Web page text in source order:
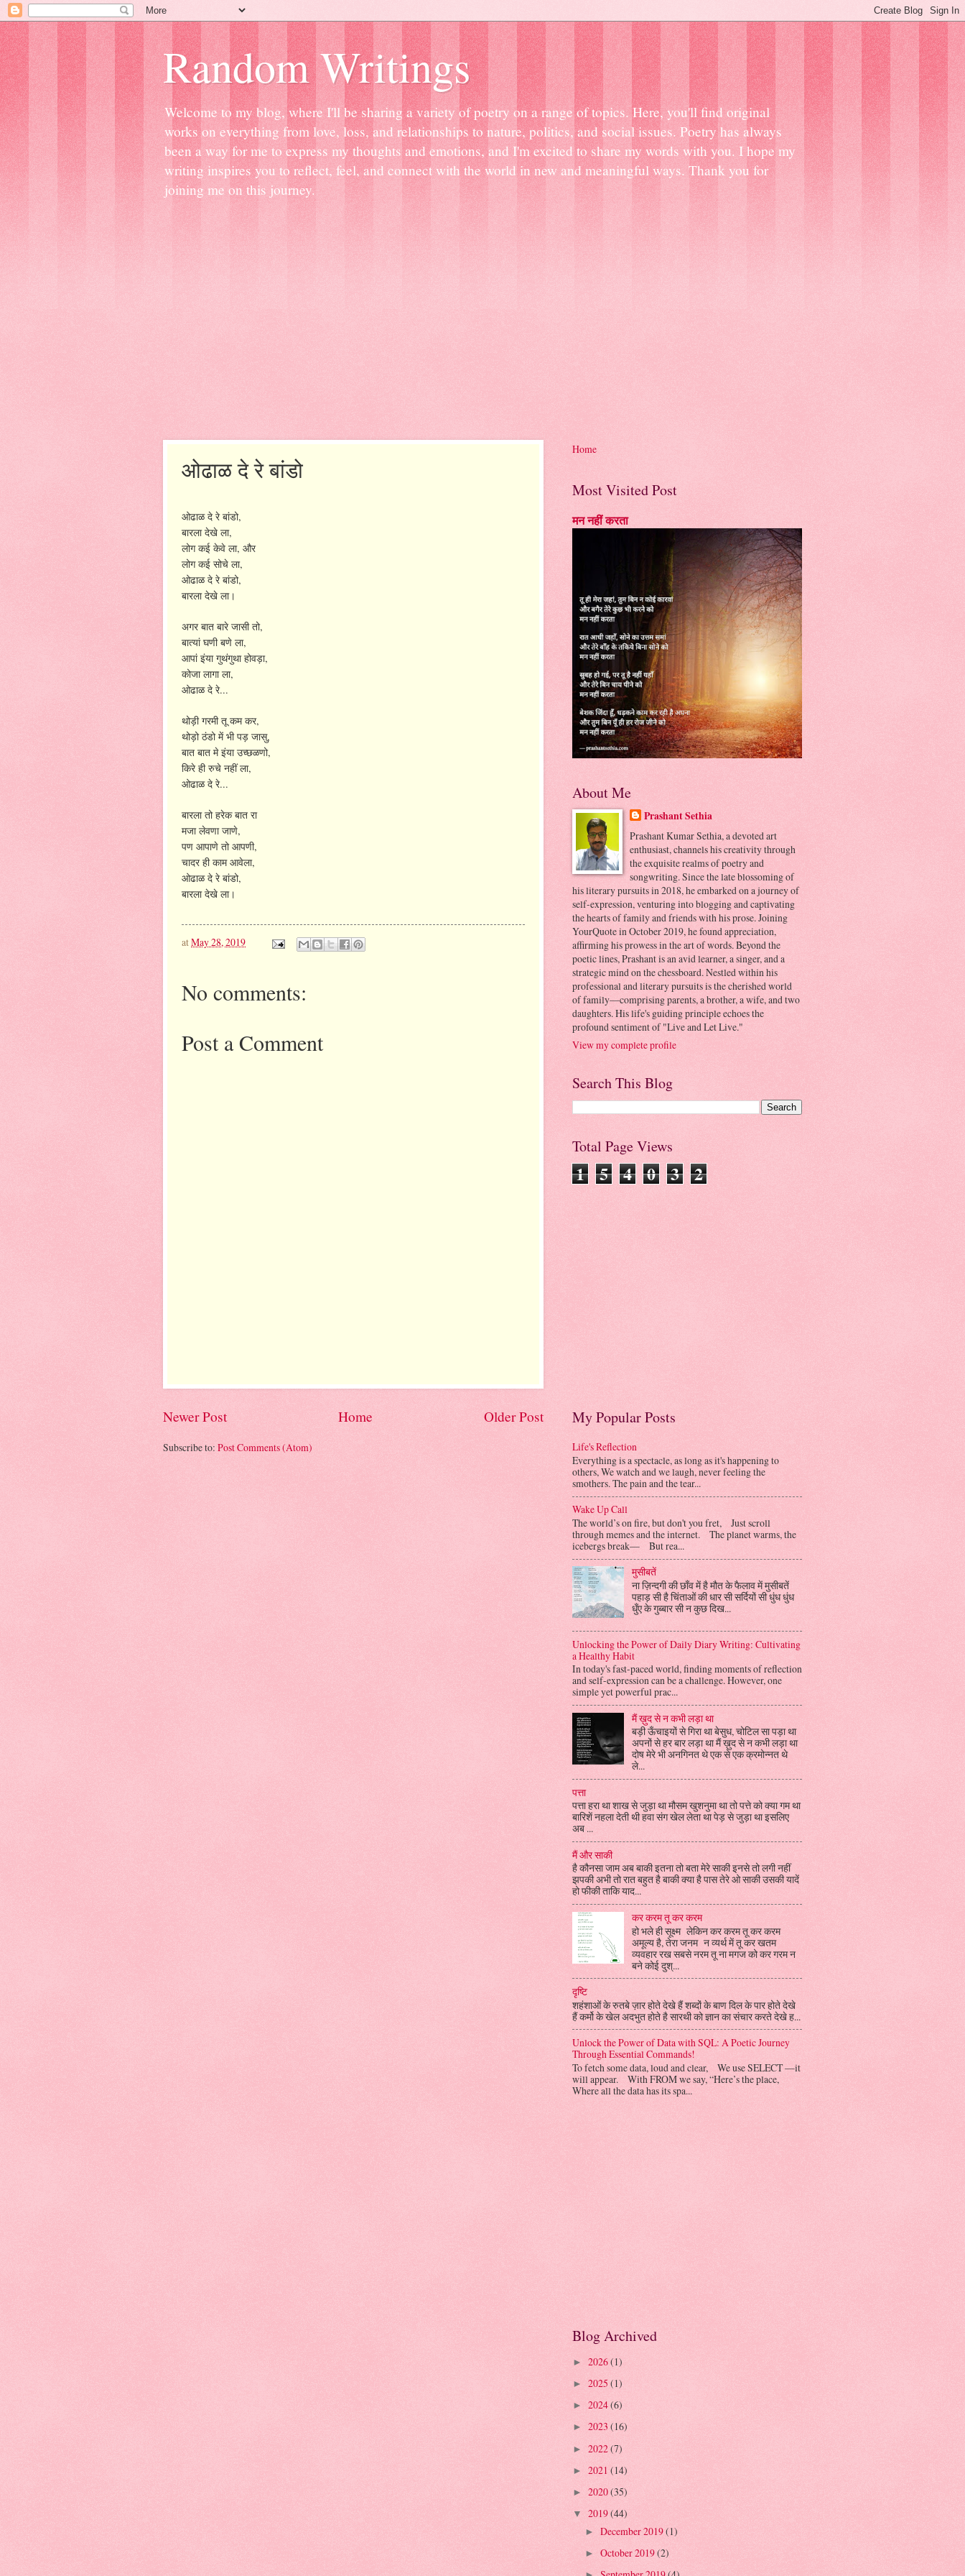
Random Writings
Welcome to my blog, where I'll be sharing a variety of poetry on a range of topics. Here, you'll find original
works on everything from love, loss, and relationships to nature, politics, and social issues. Poetry has always
been a way for me to express my thoughts and emotions, and I'm excited to share my words with you. I hope my
writing inspires you to reflect, feel, and connect with the world in new and meaningful ways. Thank you for
joining me on this journey.
ओढाळ दे रे बांडो
ओढाळ दे रे बांडो,
बारला देखे ला,
लोग कई केवे ला, और
लोग कई सोचे ला,
ओढाळ दे रे बांडो,
बारला देखे ला।
अगर बात बारे जासी तो,
बात्यां घणी बणे ला,
आपां इंया गुथंगुथा होवड़ा,
कोजा लागा ला,
ओढाळ दे रे...
थोड़ी गरमी तू कम कर,
थोड़ो ठंडो में भी पड़ जासु,
बात बात मे इंया उच्छळणो,
किरे ही रुचे नहीं ला,
ओढाळ दे रे...
बारला तो हरेक बात रा
मजा लेवणा जाणे,
पण आपाणे तो आपणी,
चादर ही काम आवेला,
ओढाळ दे रे बांडो,
बारला देखे ला।
atMay 28, 2019
No comments:
Post a Comment
Newer Post Older Post
Home
Subscribe to: Post Comments (Atom)
Home
Most Visited Post
मन नहीं करता
About Me
Prashant Sethia
Prashant Kumar Sethia, a devoted art
enthusiast, channels his creativity through
the exquisite realms of poetry and
songwriting. Since the late blossoming of
his literary pursuits in 2018, he embarked on a journey of
self-expression, venturing into blogging and captivating
the hearts of family and friends with his prose. Joining
YourQuote in October 2019, he found appreciation,
affirming his prowess in the art of words. Beyond the
poetic lines, Prashant is an avid learner, a singer, and a
strategic mind on the chessboard. Nestled within his
professional and literary pursuits is the cherished world
of family—comprising parents, a brother, a wife, and two
daughters. His life's guiding principle echoes the
profound sentiment of "Live and Let Live."
View my complete profile
Search This Blog
Total Page Views
1 5 4 0 3 2
My Popular Posts
Life's Reflection
Everything is a spectacle, as long as it's happening to
others, We watch and we laugh, never feeling the
smothers. The pain and the tear...
Wake Up Call
The world’s on fire, but don't you fret, Just scroll
through memes and the internet. The planet warms, the
icebergs break— But rea...
मुसीबतें
ना ज़िन्दगी की छाँव में है मौत के फैलाव में मुसीबतें
पहाड़ सी है चिंताओं की धार सी सर्दियों सी धुंध धुंध
धुँए के गुब्बार सी न कुछ दिख...
Unlocking the Power of Daily Diary Writing: Cultivating
a Healthy Habit
In today's fast-paced world, finding moments of reflection
and self-expression can be a challenge. However, one
simple yet powerful prac...
मैं ख़ुद से न कभी लड़ा था
बड़ी ऊँचाइयों से गिरा था बेसुध, चोटिल सा पड़ा था
अपनों से हर बार लड़ा था मैं ख़ुद से न कभी लड़ा था
दोष मेरे भी अनगिनत थे एक से एक क्रमोन्नत थे
ले...
पत्ता
पत्ता हरा था शाख से जुड़ा था मौसम खुशनुमा था तो पत्ते को क्या गम था
बारिशें नहला देती थी हवा संग खेल लेता था पेड़ से जुड़ा था इसलिए
अब ...
मैं और साकी
है कौनसा जाम अब बाकी इतना तो बता मेरे साकी इनसे तो लगी नहीं
झपकी अभी तो रात बहुत है बाकी क्या है पास तेरे ओ साकी उसकी यादें
हो फीकी ताकि याद...
कर करम तू कर करम
हो भले ही सूक्ष्म लेकिन कर करम तू कर करम
अमूल्य है, तेरा जनम न व्यर्थ में तू कर खतम
व्यवहार रख सबसे नरम तू ना मगज को कर गरम न
बने कोई दुश्...
दृष्टि
शहंशाओं के रुतबे ज़ार होते देखे हैं शब्दों के बाण दिल के पार होते देखे
हैं कर्मो के खेल अदभुत होते है सारथी को ज्ञान का संचार करते देखे ह...
Unlock the Power of Data with SQL: A Poetic Journey
Through Essential Commands!
To fetch some data, loud and clear, We use SELECT —it
will appear. With FROM we say, “Here’s the place,
Where all the data has its spa...
Blog Archived
► 2026(1)
► 2025 (1)
► 2024(6)
► 2023 (16)
► 2022(7)
► 2021 (14)
► 2020(35)
▼ 2019(44)
► December 2019(1)
► October 2019(2)